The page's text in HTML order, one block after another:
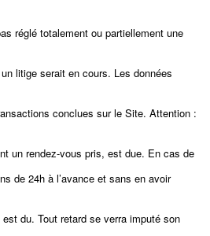
réglé totalement ou partiellement une
litige serait en cours. Les données
conclues sur le Site. Attention :
un rendez-vous pris, est due. En cas de
de 24h à l’avance et sans en avoir
du. Tout retard se verra imputé son